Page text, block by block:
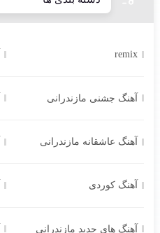
remix
آهنگ جشنی مازندرانی
آهنگ عاشقانه مازندرانی
آهنگ کوردی
آهنگ های جدید مازندرانی